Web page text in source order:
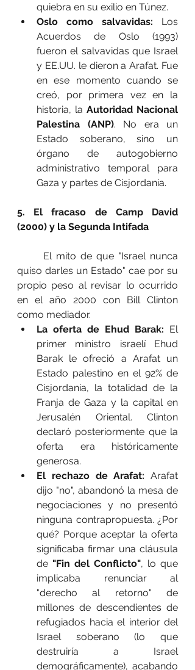
quiebra en su exilio en Túnez.
Oslo como salvavidas: Los
Acuerdos de Oslo (1993)
fueron el salvavidas que Israel
y EE.UU. le dieron a Arafat. Fue
en ese momento cuando se
creó, por primera vez en la
historia, la Autoridad Nacional
Palestina (ANP). No era un
Estado soberano, sino un
órgano de autogobierno
administrativo temporal para
Gaza y partes de Cisjordania.
5. El fracaso de Camp David
(2000) y la Segunda Intifada
quiso darles un Estado" cae por su
propio peso al revisar lo ocurrido
en el año 2000 con Bill Clinton
como mediador.
La oferta de Ehud Barak: El
primer ministro israelí Ehud
Barak le ofreció a Arafat un
Estado palestino en el 92% de
Cisjordania, la totalidad de la
Franja de Gaza y la capital en
Jerusalén Oriental. Clinton
declaró posteriormente que la
oferta era históricamente
generosa.
El rechazo de Arafat: Arafat
dijo "no", abandonó la mesa de
negociaciones y no presentó
ninguna contrapropuesta. ¿Por
qué? Porque aceptar la oferta
significaba firmar una cláusula
de "Fin del Conflicto", lo que
implicaba renunciar al
"derecho al retorno" de
millones de descendientes de
refugiados hacia el interior del
Israel soberano (lo que
destruiría a Israel
demográficamente), acabando